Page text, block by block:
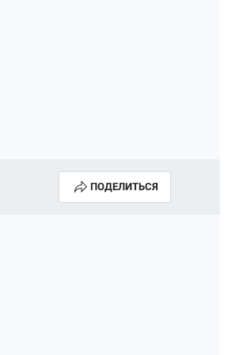
ПОДЕЛИТЬСЯ